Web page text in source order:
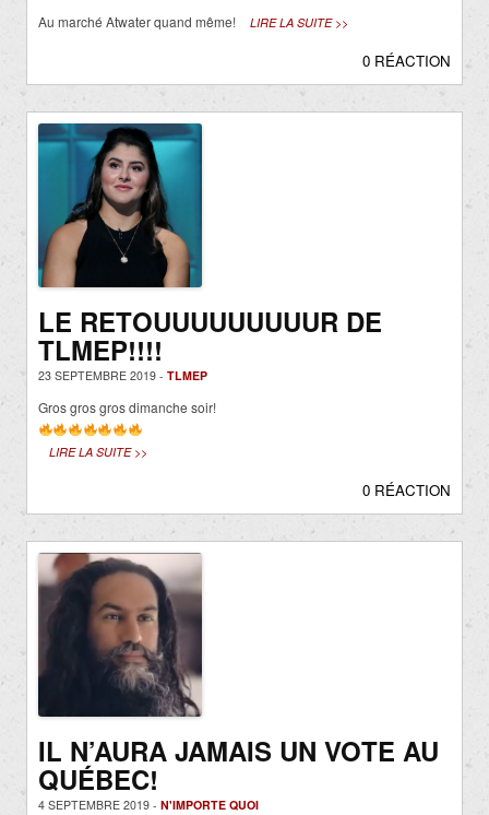
Au marché Atwater quand même! LIRE LA SUITE >>
0 RÉACTION
LE RETOUUUUUUUUUR DE
TLMEP!!!!
23 SEPTEMBRE 2019 - TLMEP
Gros gros gros dimanche soir!
LIRE LA SUITE >>
0 RÉACTION
IL N’AURA JAMAIS UN VOTE AU
QUÉBEC!
4 SEPTEMBRE 2019 - N'IMPORTE QUOI